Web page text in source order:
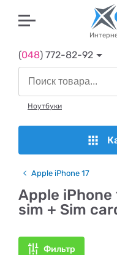
(048) 772-82-92
Ноутбуки
Apple iPhone 17
Apple iPhone
sim + Sim
Фильтр